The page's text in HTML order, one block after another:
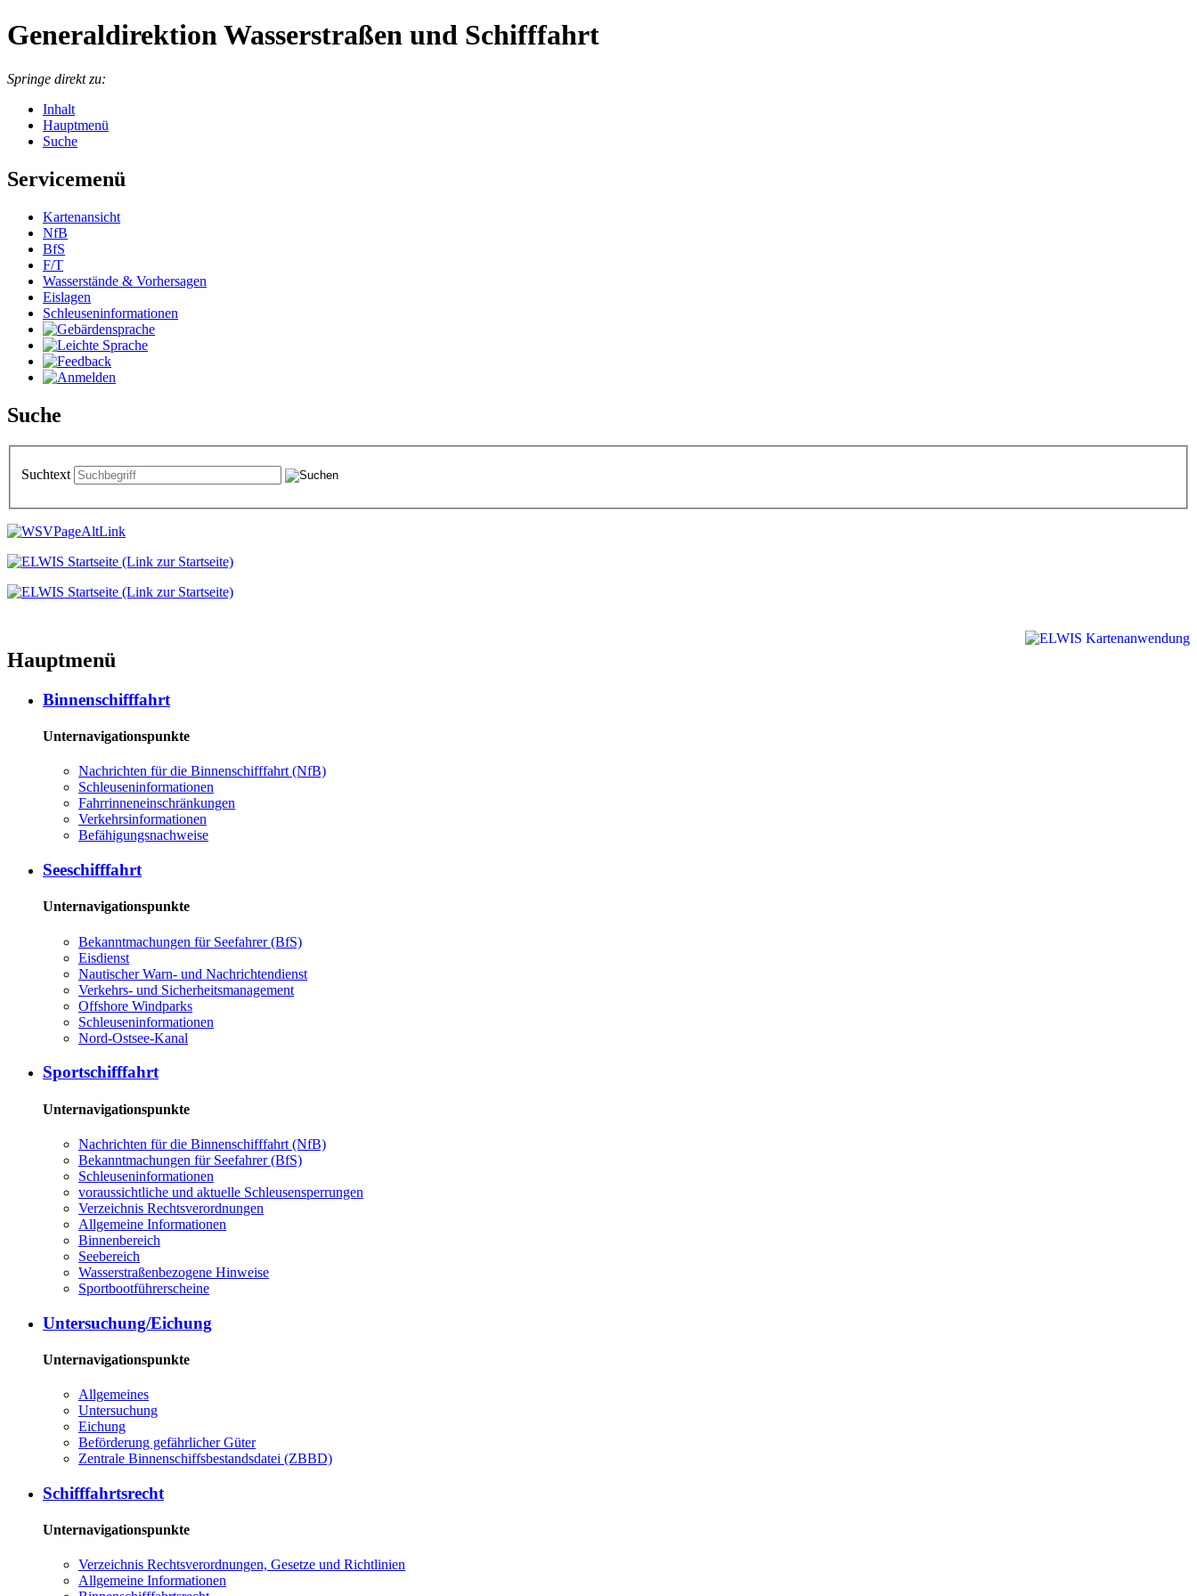
Generaldirektion Wasserstraßen und Schifffahrt
Springe direkt zu:
Inhalt
Hauptmenü
Suche
Servicemenü
Kartenansicht
NfB
BfS
F/T
Wasserstände & Vorhersagen
Eislagen
Schleuseninformationen
Suche
Suchtext
Hauptmenü
Binnenschifffahrt
Unternavigationspunkte
Nachrichten für die Binnenschifffahrt (NfB)
Schleuseninformationen
Fahrrinneneinschränkungen
Verkehrsinformationen
Befähigungsnachweise
Seeschifffahrt
Unternavigationspunkte
Bekanntmachungen für Seefahrer (BfS)
Eisdienst
Nautischer Warn- und Nachrichtendienst
Verkehrs- und Sicherheitsmanagement
Offshore Windparks
Schleuseninformationen
Nord-Ostsee-Kanal
Sportschifffahrt
Unternavigationspunkte
Nachrichten für die Binnenschifffahrt (NfB)
Bekanntmachungen für Seefahrer (BfS)
Schleuseninformationen
voraussichtliche und aktuelle Schleusensperrungen
Verzeichnis Rechtsverordnungen
Allgemeine Informationen
Binnenbereich
Seebereich
Wasserstraßenbezogene Hinweise
Sportbootführerscheine
Untersuchung/Eichung
Unternavigationspunkte
Allgemeines
Untersuchung
Eichung
Beförderung gefährlicher Güter
Zentrale Binnenschiffsbestandsdatei (ZBBD)
Schifffahrtsrecht
Unternavigationspunkte
Verzeichnis Rechtsverordnungen, Gesetze und Richtlinien
Allgemeine Informationen